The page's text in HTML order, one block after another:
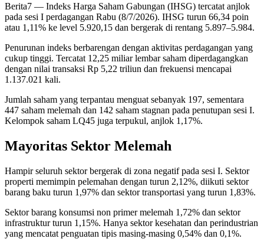
Berita7 — Indeks Harga Saham Gabungan (IHSG) tercatat anjlok
pada sesi I perdagangan Rabu (8/7/2026). IHSG turun 66,34 poin
atau 1,11% ke level 5.920,15 dan bergerak di rentang 5.897–5.984.
Penurunan indeks berbarengan dengan aktivitas perdagangan yang
cukup tinggi. Tercatat 12,25 miliar lembar saham diperdagangkan
dengan nilai transaksi Rp 5,22 triliun dan frekuensi mencapai
1.137.021 kali.
Jumlah saham yang terpantau menguat sebanyak 197, sementara
447 saham melemah dan 142 saham stagnan pada penutupan sesi I.
Kelompok saham LQ45 juga terpukul, anjlok 1,17%.
Mayoritas Sektor Melemah
Hampir seluruh sektor bergerak di zona negatif pada sesi I. Sektor
properti memimpin pelemahan dengan turun 2,12%, diikuti sektor
barang baku turun 1,97% dan sektor transportasi yang turun 1,83%.
Sektor barang konsumsi non primer melemah 1,72% dan sektor
infrastruktur turun 1,15%. Hanya sektor kesehatan dan perindustrian
yang mencatat penguatan tipis masing-masing 0,54% dan 0,1%.